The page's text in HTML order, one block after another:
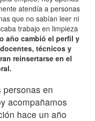
atendía a personas
que no sabían leer ni
trabajo en limpieza
año cambió el perfil y
técnicos y
reinsertarse en el
en
acompañamos
hace un año